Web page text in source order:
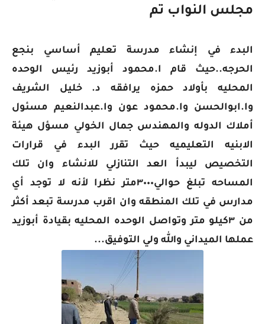
مجلس النواب تم
البدء في إنشاء مدرسة تعليم أساسي بنجع
الحرجه..حيث قام ا.محمود أبوزيد رئيس الوحده
المحليه بأولاد حمزه يرافقه د. خليل الشريف
وا.ابوالحسن وا.محمود عون وا.عبدالنعيم مسئول
أملاك الدوله والمهندس جمال الخولي مسؤل هيئة
الابنيه التعليميه حيث تقرر البدء في قرارات
التخصيص ليبدأ العد التنازلي للانشاء وان تلك
المساحه تبلغ حوالي٣٠٠٠متر نظرا لأنه لا توجد أي
مدارس في تلك المنطقه وان اقرب مدرسة تبعد أكثر
من ٣كيلو متر وتواصل الوحده المحليه بقيادة أبوزيد
عملها الميداني والله ولي التوفيق...